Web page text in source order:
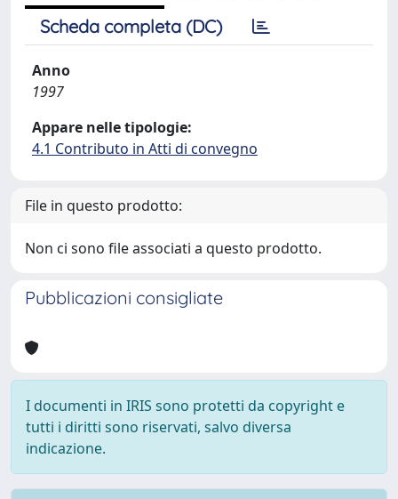
Scheda completa (DC)
Anno
1997
Appare nelle tipologie:
4.1 Contributo in Atti di convegno
File in questo prodotto:
Non ci sono file associati a questo prodotto.
Pubblicazioni consigliate
I documenti in IRIS sono protetti da copyright e
tutti i diritti sono riservati, salvo diversa
indicazione.